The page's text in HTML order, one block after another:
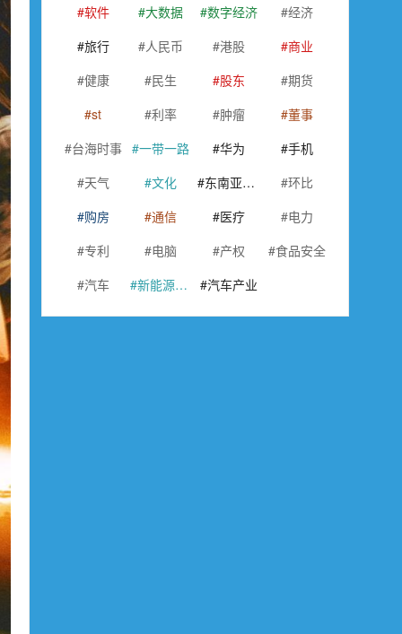
软件
大数据 数字经济
经济
旅行
人民币 港股
商业
健康
民生 股东
期货
st
利率 肿瘤
董事
台海时事
一带一路 华为
手机
天气
文化 东南亚国家联盟
环比
购房
通信 医疗
电力
专利
电脑 产权
食品安全
汽车
新能源汽车 汽车产业